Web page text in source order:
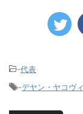
-代表
-デヤン・ヤコヴ